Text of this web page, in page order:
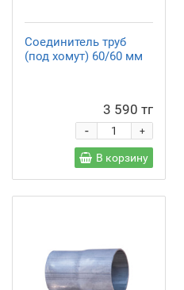
Соединитель труб
(под хомут) 60/60 мм
3 590 тг
+
-
В корзину